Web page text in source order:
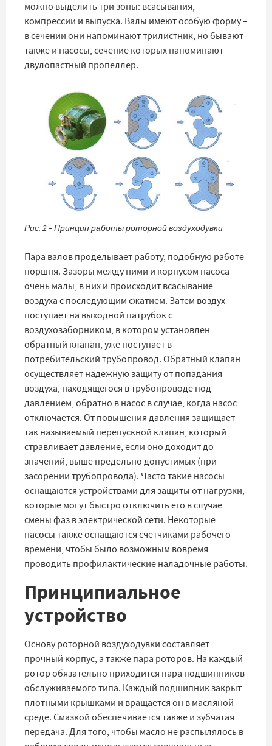
можно выделить три зоны: всасывания,
компрессии и выпуска. Валы имеют особую форму –
в сечении они напоминают трилистник, но бывают
также и насосы, сечение которых напоминают
двулопастный пропеллер.
Рис. 2 – Принцип работы роторной воздуходувки
Пара валов проделывает работу, подобную работе
поршня. Зазоры между ними и корпусом насоса
очень малы, в них и происходит всасывание
воздуха с последующим сжатием. Затем воздух
поступает на выходной патрубок с
воздухозаборником, в котором установлен
обратный клапан, уже поступает в
потребительский трубопровод. Обратный клапан
осуществляет надежную защиту от попадания
воздуха, находящегося в трубопроводе под
давлением, обратно в насос в случае, когда насос
отключается. От повышения давления защищает
так называемый перепускной клапан, который
стравливает давление, если оно доходит до
значений, выше предельно допустимых (при
засорении трубопровода). Часто такие насосы
оснащаются устройствами для защиты от нагрузки,
которые могут быстро отключить его в случае
смены фаз в электрической сети. Некоторые
насосы также оснащаются счетчиками рабочего
времени, чтобы было возможным вовремя
проводить профилактические наладочные работы.
Принципиальное
устройство
Основу роторной воздуходувки составляет
прочный корпус, а также пара роторов. На каждый
ротор обязательно приходится пара подшипников
обслуживаемого типа. Каждый подшипник закрыт
плотными крышками и вращается он в масляной
среде. Смазкой обеспечивается также и зубчатая
передача. Для того, чтобы масло не распылялось в